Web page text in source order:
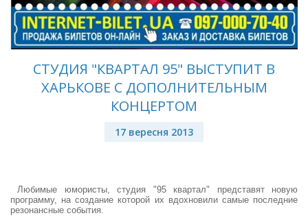
СТУДИЯ "КВАРТАЛ 95" ВЫСТУПИТ В
ХАРЬКОВЕ С ДОПОЛНИТЕЛЬНЫМ
КОНЦЕРТОМ
17 вересня 2013
Любимые юмористы, студия "95 квартал" представят новую
программу, на создание которой их вдохновили самые последние
резонансные события.